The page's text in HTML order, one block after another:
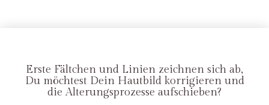
Erste Fältchen und Linien zeichnen sich ab,
Du möchtest Dein Hautbild korrigieren und
die Alterungsprozesse aufschieben?